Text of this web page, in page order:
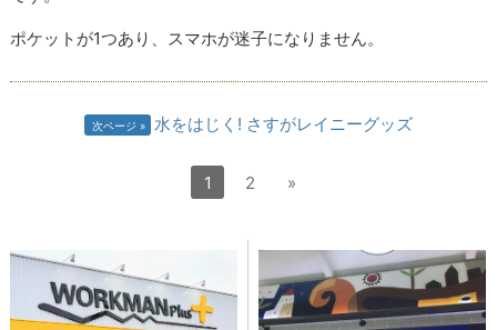
ポケットが1つあり、スマホが迷子になりません。
次ページ 水をはじく! さすがレイニーグッズ
1 2 »